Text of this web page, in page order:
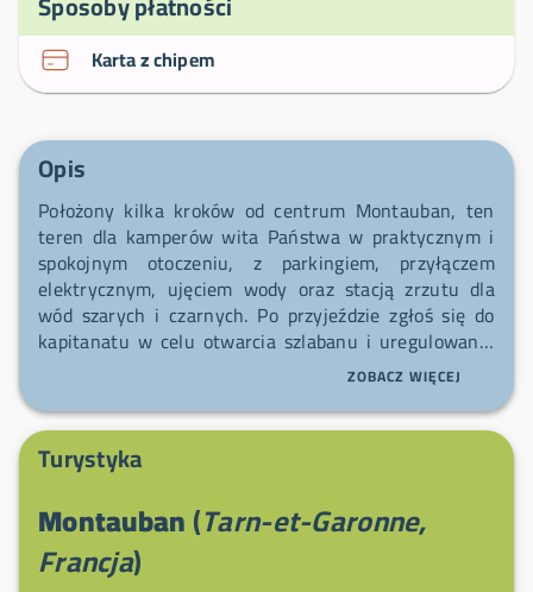
Karta z chipem
Opis
Położony kilka kroków od centrum Montauban, ten
teren dla kamperów wita Państwa w praktycznym i
spokojnym otoczeniu, z parkingiem, przyłączem
elektrycznym, ujęciem wody oraz stacją zrzutu dla
wód szarych i czarnych. Po przyjeździe zgłoś się do
kapitanatu w celu otwarcia szlabanu i uregulowania
opłaty za noc; w razie nieobecności skontaktuj się z
06 19 73 62 93 lub 05 63 66 78 60, lub napisz na
portcanal@ville-montauban.fr. Zwierzęta domowe są
mile widziane. Korzystaj z tętniących życiem targów
— w środę rano na placu Lalaque (~160 wystawców) i
pobliskich piekarni, supermarketów, sklepów
tytoniowych i aptek. Montauban, prefektura
Departamentu Tarn-et-Garonne w Occitanie, „Cité
ZOBACZ WIĘCEJ
Turystyka
Montauban(Tarn-et-Garonne,
Francja)